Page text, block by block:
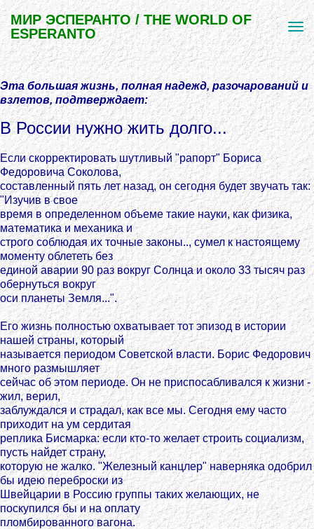
МИР ЭСПЕРАНТО / THE WORLD OF
ESPERANTO
Эта большая жизнь, полная надежд, разочарований и
взлетов, подтверждает:
В России нужно жить долго...
Если скорректировать шутливый "рапорт" Бориса
Федоровича Соколова,
составленный пять лет назад, он сегодня будет звучать так:
"Изучив в свое
время в определенном объеме такие науки, как физика,
математика и механика и
строго соблюдая их точные законы.., сумел к настоящему
моменту облететь без
единой аварии 90 раз вокруг Солнца и около 33 тысяч раз
обернуться вокруг
оси планеты Земля...".
Его жизнь полностью охватывает тот эпизод в истории
нашей страны, который
называется периодом Советской власти. Борис Федорович
много размышляет
сейчас об этом периоде. Он не приспосабливался к жизни -
жил, верил,
заблуждался и страдал, как все мы. Сегодня ему часто
приходит на ум сердитая
реплика Бисмарка: если кто-то желает строить социализм,
пусть найдет страну,
которую не жалко. "Железный канцлер" наверняка одобрил
бы идею переброски из
Швейцарии в Россию группы таких желающих, не
поскупился бы и на оплату
пломбированного вагона.